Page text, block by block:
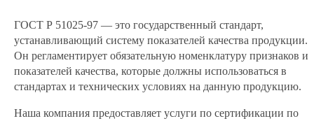
ГОСТ Р 51025-97 — это государственный стандарт,
устанавливающий систему показателей качества продукции.
Он регламентирует обязательную номенклатуру признаков и
показателей качества, которые должны использоваться в
стандартах и технических условиях на данную продукцию.
Наша компания предоставляет услуги по сертификации по